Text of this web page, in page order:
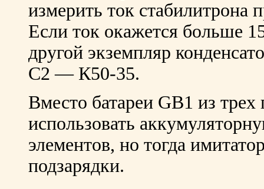
измерить ток стабилитрона
Если ток окажется больше
другой экземпляр
С2 — К50-35.
Вместо батареи GB1 из трех
использовать
элементов, но тогда
подзарядки.